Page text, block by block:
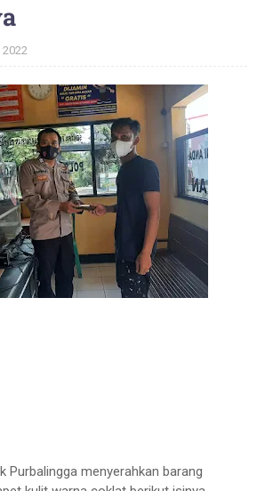
2022
Purbalingga menyerahkan barang